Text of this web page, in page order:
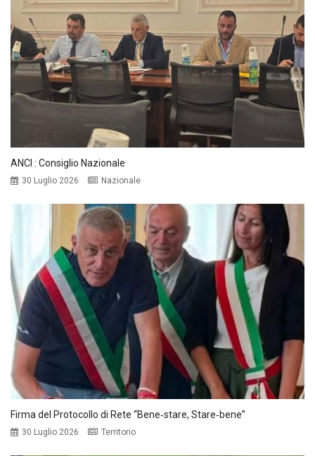
ANCI : Consiglio Nazionale
30 Luglio 2026 Nazionale
Firma del Protocollo di Rete “Bene‑stare, Stare‑bene”
30 Luglio 2026 Territorio